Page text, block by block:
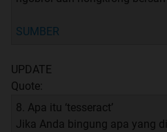
SUMBER
UPDATE
Quote:
8. Apa itu ‘tesseract’
Jika Anda bingung apa yang